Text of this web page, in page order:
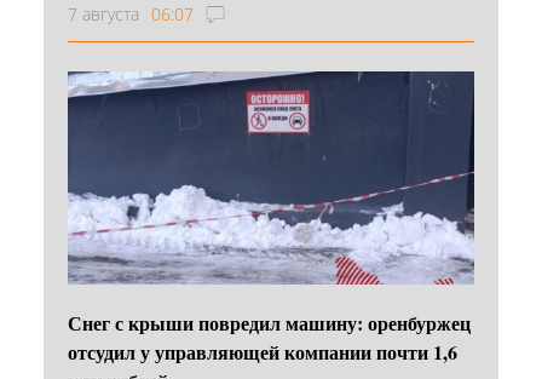
7 августа 06:07
Снег с крыши повредил машину: оренбуржец
отсудил у управляющей компании почти 1,6